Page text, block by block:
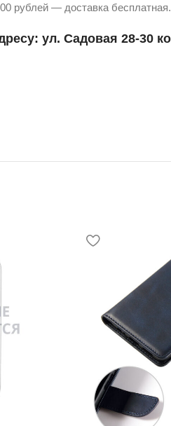
рублей — доставка бесплатная.
ул. Садовая 28-30